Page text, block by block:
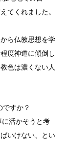
てくれました。
ら仏教思想を学
度神道に傾倒し
色は濃くない人
すか？
活かそうと考
いけない、とい